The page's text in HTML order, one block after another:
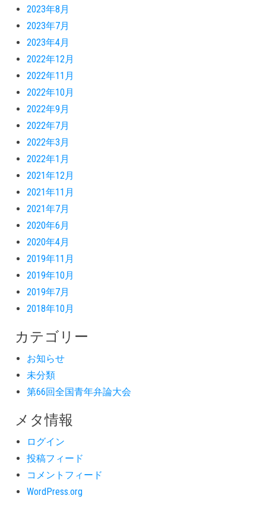
2023年8月
2023年7月
2023年4月
2022年12月
2022年11月
2022年10月
2022年9月
2022年7月
2022年3月
2022年1月
2021年12月
2021年11月
2021年7月
2020年6月
2020年4月
2019年11月
2019年10月
2019年7月
2018年10月
カテゴリー
お知らせ
未分類
第66回全国青年弁論大会
メタ情報
ログイン
投稿フィード
コメントフィード
WordPress.org